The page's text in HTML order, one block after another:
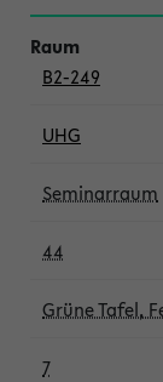
B2-249
UHG
Seminarraum
44
Grüne Tafel,
7